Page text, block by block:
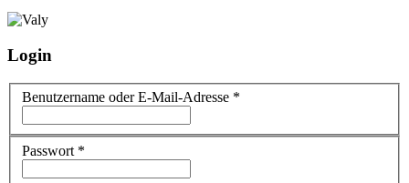
Login
Benutzername oder E-Mail-Adresse *
Passwort *